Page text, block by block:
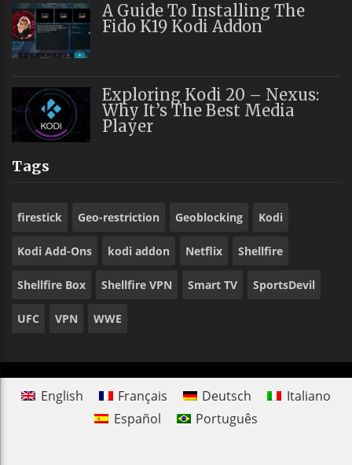
A Guide To Installing The
Fido K19 Kodi Addon
Exploring Kodi 20 – Nexus:
Why It’s The Best Media
Player
Tags
firestick Geo-restriction Geoblocking Kodi
Kodi Add-Ons kodi addon Netflix Shellfire
Shellfire Box Shellfire VPN Smart TV SportsDevil
UFC VPN WWE
English Français Deutsch
Italiano
Español
Português